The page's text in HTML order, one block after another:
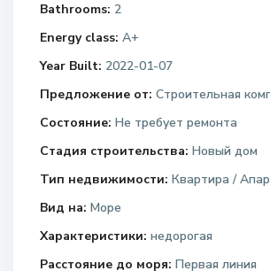
Bathrooms: 2
Energy class: A+
Year Built: 2022-01-07
Предложение от: Строительная
Состояние: Не требует ремонта
Стадия строительства: Новый дом
Тип недвижимости: Квартира /
Вид на: Море
Характеристики: недорогая
Расстояние до моря: Первая линия